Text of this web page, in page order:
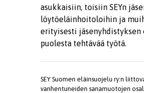
asukkaisiin, toisiin SEYn
löytöeläinhoitoloihin ja
erityisesti
puolesta tehtävää työtä.
SEY Suomen eläinsuojelu ry:n
vanhentuneiden sanamuotojen